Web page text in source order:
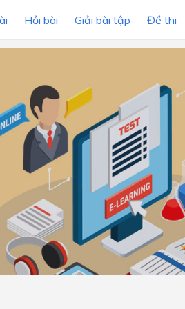
Hỏi bài Giải bài tập Đề thi